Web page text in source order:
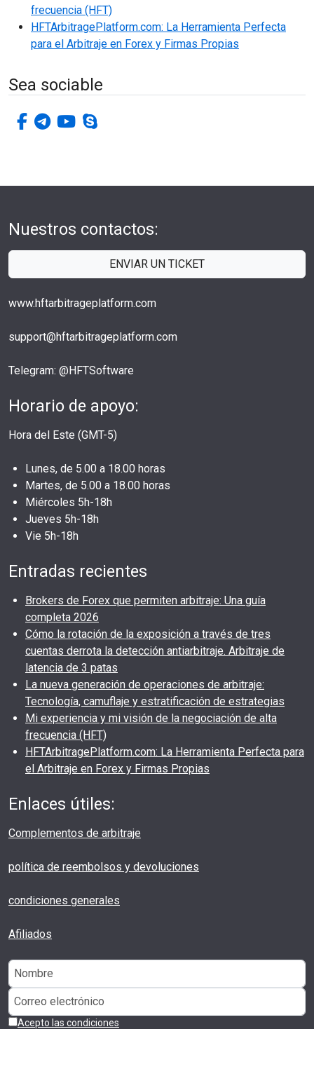
frecuencia (HFT)
HFTArbitragePlatform.com: La Herramienta Perfecta
para el Arbitraje en Forex y Firmas Propias
Sea sociable
facebook-f
telegrama
youtubeskype
Nuestros contactos:
ENVIAR UN TICKET
www.hftarbitrageplatform.com
support@hftarbitrageplatform.com
Telegram: @HFTSoftware
Horario de apoyo:
Hora del Este (GMT-5)
Lunes, de 5.00 a 18.00 horas
Martes, de 5.00 a 18.00 horas
Miércoles 5h-18h
Jueves 5h-18h
Vie 5h-18h
Entradas recientes
Brokers de Forex que permiten arbitraje: Una guía
completa 2026
Cómo la rotación de la exposición a través de tres
cuentas derrota la detección antiarbitraje. Arbitraje de
latencia de 3 patas
La nueva generación de operaciones de arbitraje:
Tecnología, camuflaje y estratificación de estrategias
Mi experiencia y mi visión de la negociación de alta
frecuencia (HFT)
HFTArbitragePlatform.com: La Herramienta Perfecta para
el Arbitraje en Forex y Firmas Propias
Enlaces útiles:
Complementos de arbitraje
política de reembolsos y devoluciones
condiciones generales
Afiliados
Acepto las condiciones